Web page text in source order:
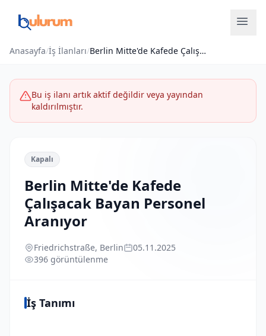
Anasayfa/İş İlanları/ Berlin Mitte'de Kafede Çalışacak Bayan Personel Aranıyor
Bu iş ilanı artık aktif değildir veya yayından
kaldırılmıştır.
Kapalı
Berlin Mitte'de Kafede
Çalışacak Bayan Personel
Aranıyor
Friedrichstraße, Berlin
05.11.2025
396 görüntülenme
İş Tanımı